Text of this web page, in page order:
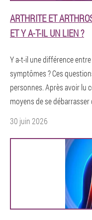
ARTHRITE ET
ET Y A-T-IL UN LIEN ?
Y a-t-il une différence
symptômes ? Ces
personnes. Après avoir lu
moyens de se
30 juin 2026